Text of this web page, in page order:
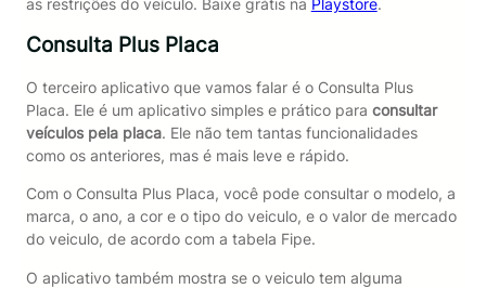
as restrições do veículo. Baixe grátis na Playstore.
Consulta Plus Placa
O terceiro aplicativo que vamos falar é o Consulta Plus
Placa. Ele é um aplicativo simples e prático para consultar
veículos pela placa. Ele não tem tantas funcionalidades
como os anteriores, mas é mais leve e rápido.
Com o Consulta Plus Placa, você pode consultar o modelo, a
marca, o ano, a cor e o tipo do veiculo, e o valor de mercado
do veiculo, de acordo com a tabela Fipe.
O aplicativo também mostra se o veiculo tem alguma